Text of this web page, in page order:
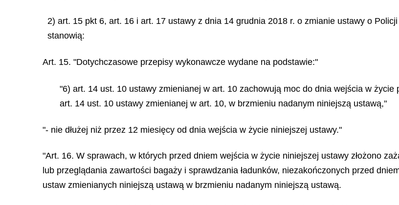
2) art. 15 pkt 6, art. 16 i art. 17 ustawy z dnia 14 grudnia 2018 r. o zmianie ustawy o
stanowią:
Art. 15. "Dotychczasowe przepisy wykonawcze wydane na podstawie:"
"6) art. 14 ust. 10 ustawy zmienianej w art. 10 zachowują moc do dnia wejścia w
art. 14 ust. 10 ustawy zmienianej w art. 10, w brzmieniu nadanym niniejszą ustawą,"
"- nie dłużej niż przez 12 miesięcy od dnia wejścia w życie niniejszej ustawy."
"Art. 16. W sprawach, w których przed dniem wejścia w życie niniejszej ustawy złożono
lub przeglądania zawartości bagaży i sprawdzania ładunków, niezakończonych przed
ustaw zmienianych niniejszą ustawą w brzmieniu nadanym niniejszą ustawą.